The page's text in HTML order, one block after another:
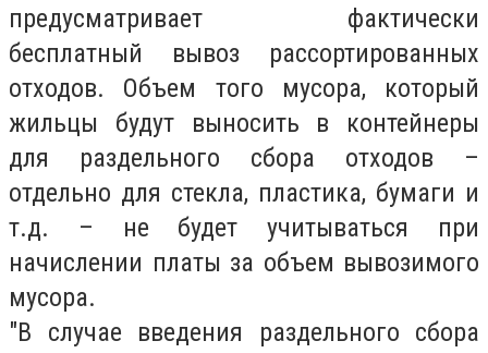
предусматривает фактически
бесплатный вывоз рассортированных
отходов. Объем того мусора, который
жильцы будут выносить в контейнеры
для раздельного сбора отходов –
отдельно для стекла, пластика, бумаги и
т.д. – не будет учитываться при
начислении платы за объем вывозимого
мусора.
"В случае введения раздельного сбора